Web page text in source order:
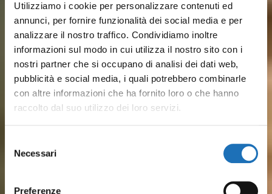
Utilizziamo i cookie per personalizzare contenuti ed
annunci, per fornire funzionalità dei social media e per
analizzare il nostro traffico. Condividiamo inoltre
informazioni sul modo in cui utilizza il nostro sito con i
nostri partner che si occupano di analisi dei dati web,
pubblicità e social media, i quali potrebbero combinarle
con altre informazioni che ha fornito loro o che hanno
raccolto dal suo utilizzo dei loro servizi.
delNecessari
Preferenze
disegnato da Leonardo, storia
marinara e vita quotidiana si
incontrano tra le case
romagnoli: Il gusto vero del
borgo marinaro è in ristoranti
luoghi della cultura
Pineta, parchi cittadini, colline
verdeggianti a pochi km e
tantissime SPA: Cesenatico è
aspettano esperienze
più tranquilli, il mare di
divertimento e tradizione